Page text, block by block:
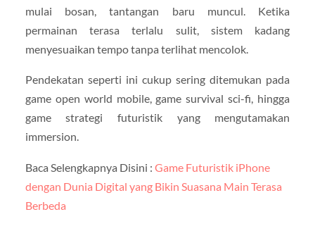
mulai bosan, tantangan baru muncul. Ketika
permainan terasa terlalu sulit, sistem kadang
menyesuaikan tempo tanpa terlihat mencolok.
Pendekatan seperti ini cukup sering ditemukan pada
game open world mobile, game survival sci-fi, hingga
game strategi futuristik yang mengutamakan
immersion.
Baca Selengkapnya Disini : Game Futuristik iPhone
dengan Dunia Digital yang Bikin Suasana Main Terasa
Berbeda